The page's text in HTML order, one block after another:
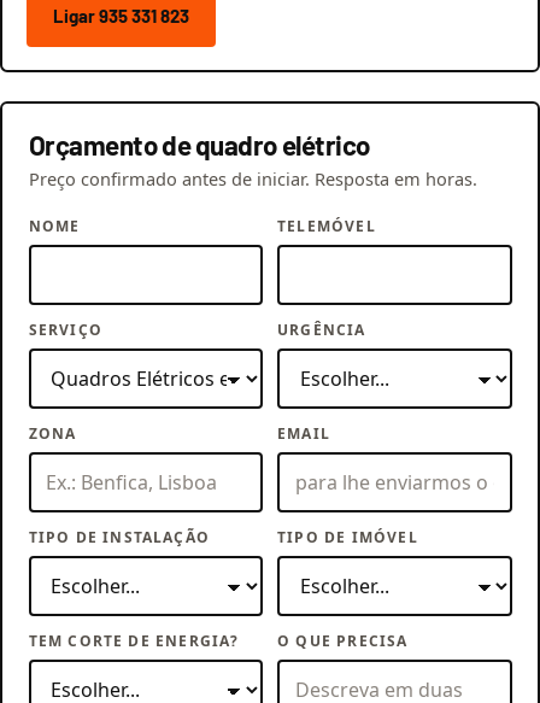
Ligar 935 331 823
Orçamento de quadro elétrico
Preço confirmado antes de iniciar. Resposta em horas.
NOME TELEMÓVEL
SERVIÇO URGÊNCIA
ZONA EMAIL
TIPO DE INSTALAÇÃO TIPO DE IMÓVEL
TEM CORTE DE ENERGIA? O QUE PRECISA